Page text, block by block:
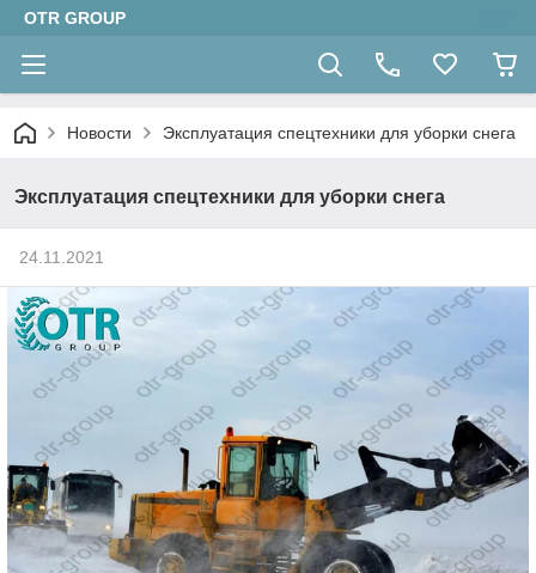
OTR GROUP
Новости Эксплуатация спецтехники для уборки снега
Эксплуатация спецтехники для уборки снега
24.11.2021